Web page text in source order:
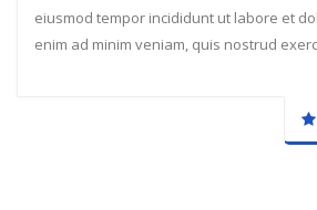
eiusmod tempor incididunt ut labore et
enim ad minim veniam, quis nostrud